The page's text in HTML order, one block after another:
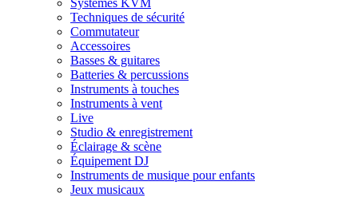
Systèmes KVM
Techniques de sécurité
Commutateur
Accessoires
Basses & guitares
Batteries & percussions
Instruments à touches
Instruments à vent
Live
Studio & enregistrement
Éclairage & scène
Équipement DJ
Instruments de musique pour enfants
Jeux musicaux